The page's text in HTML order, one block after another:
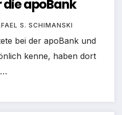
apoBank
S. SCHIMANSKI
bei der apoBank und
kenne, haben dort